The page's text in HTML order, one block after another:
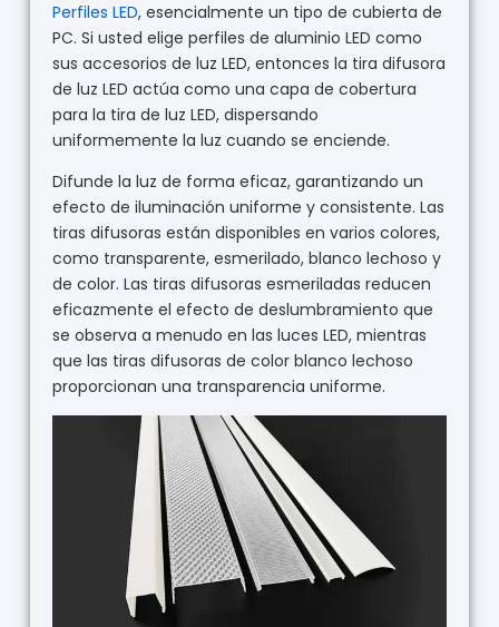
Perfiles LED, esencialmente un tipo de cubierta de
PC. Si usted elige perfiles de aluminio LED como
sus accesorios de luz LED, entonces la tira difusora
de luz LED actúa como una capa de cobertura
para la tira de luz LED, dispersando
uniformemente la luz cuando se enciende.
Difunde la luz de forma eficaz, garantizando un
efecto de iluminación uniforme y consistente. Las
tiras difusoras están disponibles en varios colores,
como transparente, esmerilado, blanco lechoso y
de color. Las tiras difusoras esmeriladas reducen
eficazmente el efecto de deslumbramiento que
se observa a menudo en las luces LED, mientras
que las tiras difusoras de color blanco lechoso
proporcionan una transparencia uniforme.